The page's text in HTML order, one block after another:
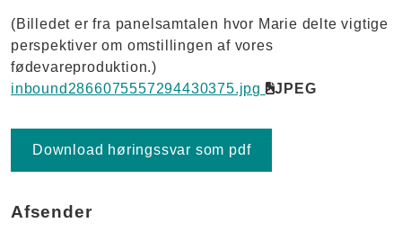
(Billedet er fra panelsamtalen hvor Marie delte vigtige
perspektiver om omstillingen af vores
fødevareproduktion.)
inbound2866075557294430375.jpg
JPEG
Download høringssvar som pdf
Afsender